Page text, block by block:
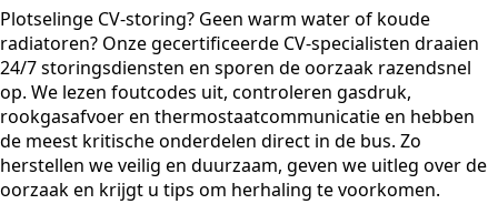
Plotselinge CV-storing? Geen warm water of koude
radiatoren? Onze gecertificeerde CV-specialisten draaien
24/7 storingsdiensten en sporen de oorzaak razendsnel
op. We lezen foutcodes uit, controleren gasdruk,
rookgasafvoer en thermostaatcommunicatie en hebben
de meest kritische onderdelen direct in de bus. Zo
herstellen we veilig en duurzaam, geven we uitleg over de
oorzaak en krijgt u tips om herhaling te voorkomen.